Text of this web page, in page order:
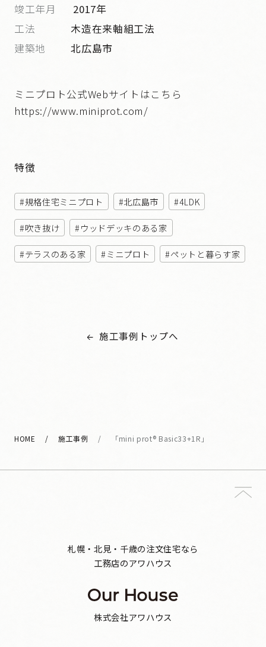
竣工年月
2017年
工法
木造在来軸組工法
建築地
北広島市
ミニプロト公式Webサイトはこちら
https://www.miniprot.com/
特徴
規格住宅ミニプロト 北広島市 4LDK
吹き抜け ウッドデッキのある家
テラスのある家 ミニプロト ペットと暮らす家
施工事例トップへ
HOME 施工事例 「mini prot® Basic33+1R」
札幌・北見・千歳の注文住宅なら
工務店のアワハウス
株式会社アワハウス